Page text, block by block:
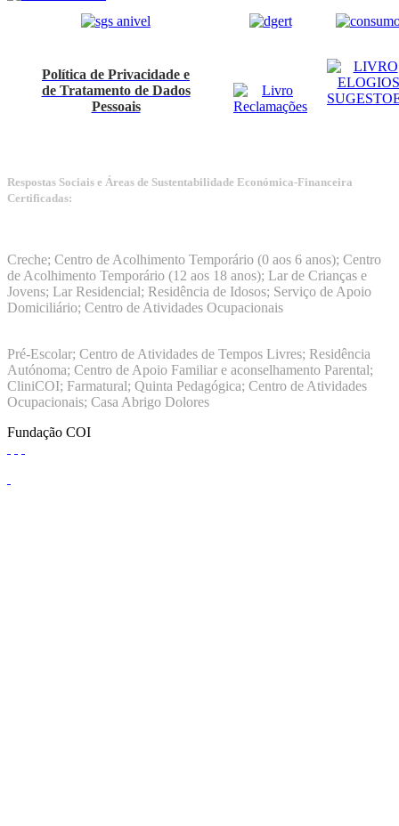
Política de Privacidade e
de Tratamento de Dados
Pessoais
Respostas Sociais e Áreas de Sustentabilidade Económica-Financeira
Certificadas:
Creche; Centro de Acolhimento Temporário (0 aos 6 anos); Centro
de Acolhimento Temporário (12 aos 18 anos); Lar de Crianças e
Jovens; Lar Residencial; Residência de Idosos; Serviço de Apoio
Domiciliário; Centro de Atividades Ocupacionais
Pré-Escolar; Centro de Atividades de Tempos Livres; Residência
Autónoma; Centro de Apoio Familiar e aconselhamento Parental;
CliniCOI; Farmatural; Quinta Pedagógica; Centro de Atividades
Ocupacionais; Casa Abrigo Dolores
Fundação COI